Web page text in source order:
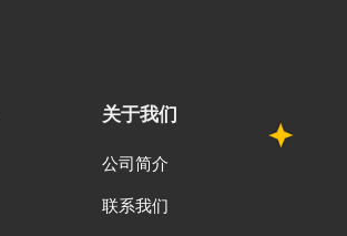
关于我们
公司简介
联系我们